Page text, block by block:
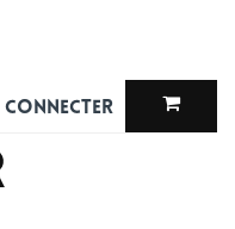
connecter